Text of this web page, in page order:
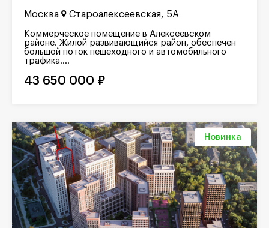
Москва Староалексеевская, 5А
Коммерческое помещение в Алексеевском
районе. Жилой развивающийся район, обеспечен
большой поток пешеходного и автомобильного
трафика....
43 650 000 ₽
Новинка